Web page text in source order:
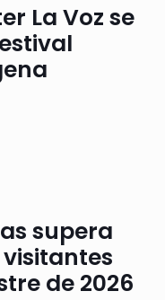
La Voz se
supera
visitantes
de 2026